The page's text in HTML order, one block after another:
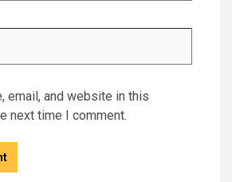
email, and website in this
next time I comment.